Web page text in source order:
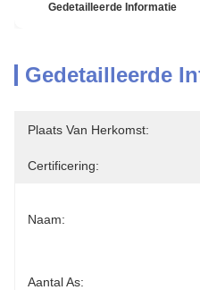
Gedetailleerde Informatie
Gedetailleerde
Plaats Van Herkomst:
Certificering:
Naam:
Aantal As: